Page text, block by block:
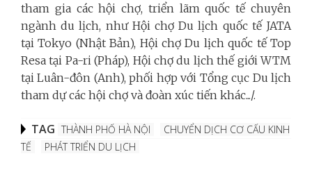
tham gia các hội chợ, triển lãm quốc tế chuyên
ngành du lịch, như Hội chợ Du lịch quốc tế JATA
tại Tokyo (Nhật Bản), Hội chợ Du lịch quốc tế Top
Resa tại Pa-ri (Pháp), Hội chợ du lịch thế giới WTM
tại Luân-đôn (Anh), phối hợp với Tổng cục Du lịch
tham dự các hội chợ và đoàn xúc tiến khác.../.
TAG THÀNH PHỐ HÀ NỘI
CHUYỂN DỊCH CƠ CẤU KINH
TẾ
PHÁT TRIỂN DU LỊCH